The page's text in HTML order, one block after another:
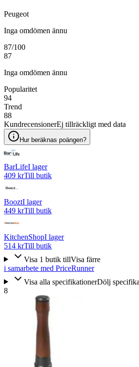
Peugeot
Inga omdömen ännu
87/100
87
Inga omdömen ännu
Popularitet
94
Trend
88
KundrecensionerEj tillräckligt med data
Hur beräknas poängen?
BarLifeI lager
409 krTill butik
BooztI lager
449 krTill butik
KitchenShopI lager
514 krTill butik
Visa 1 butik tillVisa färre
i samarbete med PriceRunner
Visa alla specifikationerDölj
8